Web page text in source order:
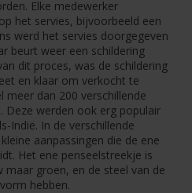
Elke medewerker
het servies, bijvoorbeeld een
werd het servies doorgegeven
beurt weer een schildering
dit proces, was de schildering
en klaar om verkocht te
dan 200 verschillende
Deze werden ook erg populair
Indië. In de verschillende
aanpassingen die de ene
Het ene penseelstreekje is
maar groen, en de steel van de
hebben.